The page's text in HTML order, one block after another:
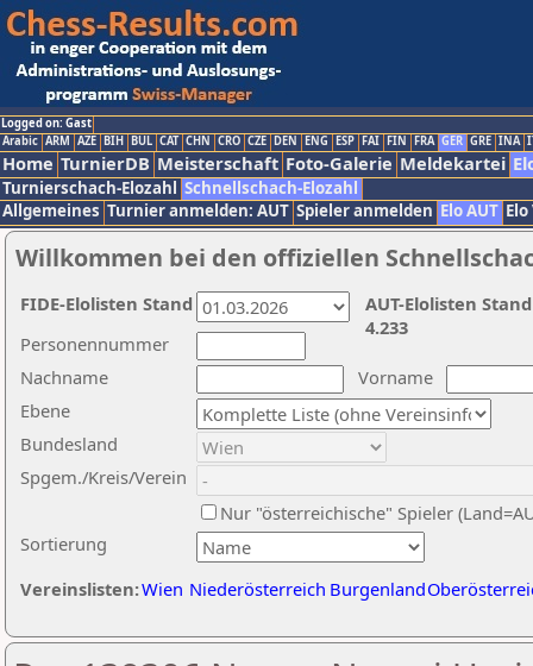
Logged on: Gast
Arabic ARM AZE BIH BUL CAT CHN CRO CZE DEN ENG ESP FAI FIN FRA GER GRE INA
Home TurnierDB Meisterschaft Foto-Galerie Meldekartei
Turnierschach-Elozahl Schnellschach-Elozahl
Allgemeines Turnier anmelden: AUT Spieler anmelden Elo AUT
Willkommen bei den offiziellen
Nachname
Vorname
Ebene
Sortierung
Personennummer
Bundesland
Spgem./Kreis/Verein
Nur "österreichische" Spieler
Vereinslisten:Wien Niederösterreich Burgenland
AUT-Elolisten
4.233
FIDE-Elolisten Stand